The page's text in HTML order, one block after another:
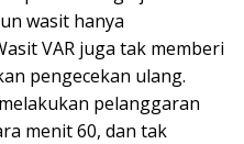
wasit hanya
VAR juga tak memberi
pengecekan ulang.
pelanggaran
menit 60, dan tak